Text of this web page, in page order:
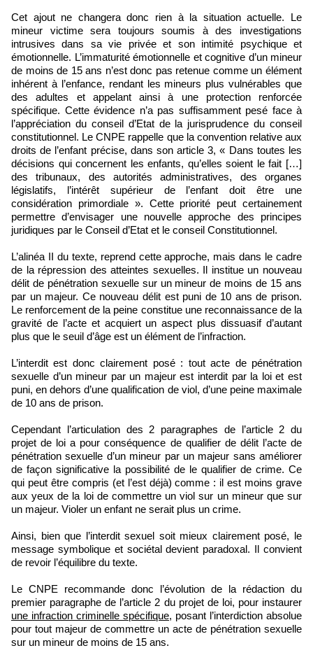
Cet ajout ne changera donc rien à la situation actuelle. Le
mineur victime sera toujours soumis à des investigations
intrusives dans sa vie privée et son intimité psychique et
émotionnelle. L’immaturité émotionnelle et cognitive d’un mineur
de moins de 15 ans n’est donc pas retenue comme un élément
inhérent à l’enfance, rendant les mineurs plus vulnérables que
des adultes et appelant ainsi à une protection renforcée
spécifique. Cette évidence n’a pas suffisamment pesé face à
l’appréciation du conseil d’Etat de la jurisprudence du conseil
constitutionnel. Le CNPE rappelle que la convention relative aux
droits de l’enfant précise, dans son article 3, « Dans toutes les
décisions qui concernent les enfants, qu’elles soient le fait […]
des tribunaux, des autorités administratives, des organes
législatifs, l’intérêt supérieur de l’enfant doit être une
considération primordiale ». Cette priorité peut certainement
permettre d’envisager une nouvelle approche des principes
juridiques par le Conseil d’Etat et le conseil Constitutionnel.
L’alinéa II du texte, reprend cette approche, mais dans le cadre
de la répression des atteintes sexuelles. Il institue un nouveau
délit de pénétration sexuelle sur un mineur de moins de 15 ans
par un majeur. Ce nouveau délit est puni de 10 ans de prison.
Le renforcement de la peine constitue une reconnaissance de la
gravité de l’acte et acquiert un aspect plus dissuasif d’autant
plus que le seuil d’âge est un élément de l’infraction.
L’interdit est donc clairement posé : tout acte de pénétration
sexuelle d’un mineur par un majeur est interdit par la loi et est
puni, en dehors d’une qualification de viol, d’une peine maximale
de 10 ans de prison.
Cependant l’articulation des 2 paragraphes de l’article 2 du
projet de loi a pour conséquence de qualifier de délit l’acte de
pénétration sexuelle d’un mineur par un majeur sans améliorer
de façon significative la possibilité de le qualifier de crime. Ce
qui peut être compris (et l’est déjà) comme : il est moins grave
aux yeux de la loi de commettre un viol sur un mineur que sur
un majeur. Violer un enfant ne serait plus un crime.
Ainsi, bien que l’interdit sexuel soit mieux clairement posé, le
message symbolique et sociétal devient paradoxal. Il convient
de revoir l’équilibre du texte.
Le CNPE recommande donc l’évolution de la rédaction du
premier paragraphe de l’article 2 du projet de loi, pour instaurer
une infraction criminelle spécifique, posant l’interdiction absolue
pour tout majeur de commettre un acte de pénétration sexuelle
sur un mineur de moins de 15 ans.